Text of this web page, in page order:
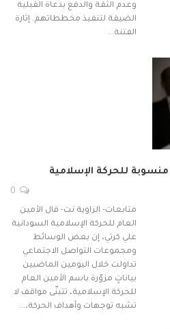
وعدم الثقة والدفع بدعاة القبلية
الضيقة لتنفيذ مخططاتهم. إثارة
الفتنة…
للحركة الإسلامية
متابعات- الزاوية نت- قال الأمين
العام للحركة الإسلامية السودانية
علي كرتي، إن بعض الوسائط
ومجموعات التواصل الاجتماعي
تداولت خلال اليومين الماضيين
بياناتٍ مزوّرة باسم الأمين العام
للحركة الإسلامية، تتبنّى مواقف لا
تشبه توجهات وأهداف الحركة،…